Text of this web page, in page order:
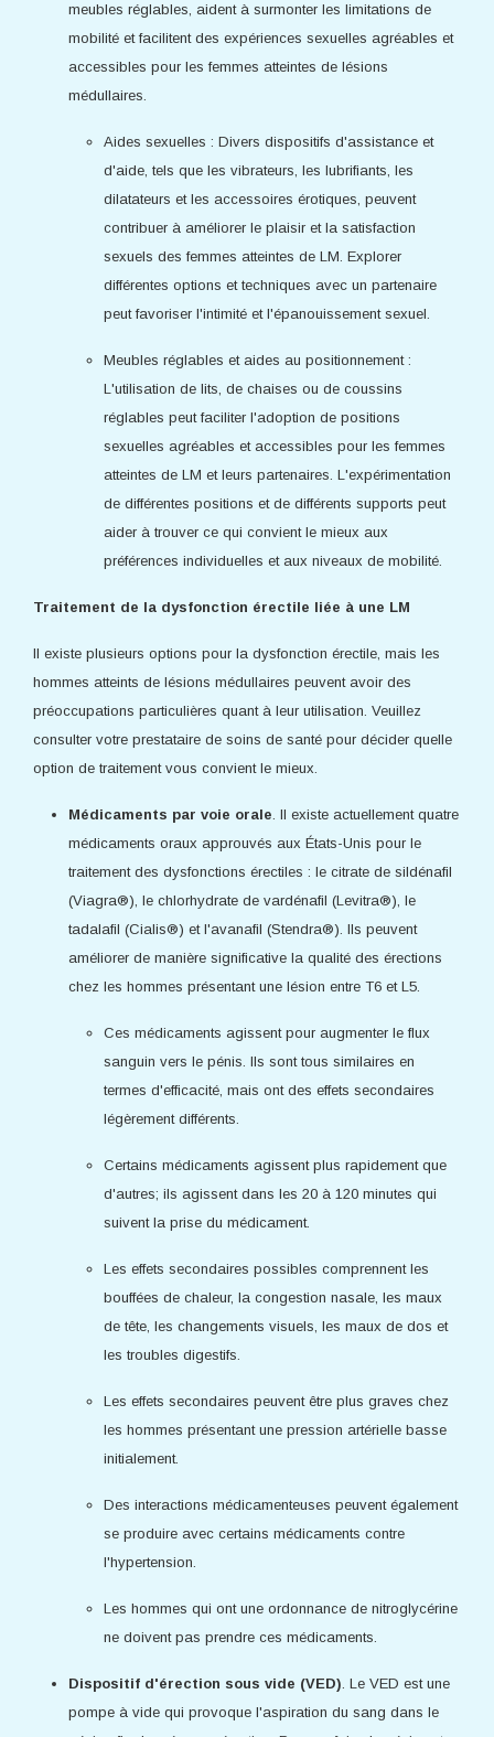
meubles réglables, aident à surmonter les limitations de
mobilité et facilitent des expériences sexuelles agréables et
accessibles pour les femmes atteintes de lésions
médullaires.
Aides sexuelles : Divers dispositifs d'assistance et
d'aide, tels que les vibrateurs, les lubrifiants, les
dilatateurs et les accessoires érotiques, peuvent
contribuer à améliorer le plaisir et la satisfaction
sexuels des femmes atteintes de LM. Explorer
différentes options et techniques avec un partenaire
peut favoriser l'intimité et l'épanouissement sexuel.
Meubles réglables et aides au positionnement :
L'utilisation de lits, de chaises ou de coussins
réglables peut faciliter l'adoption de positions
sexuelles agréables et accessibles pour les femmes
atteintes de LM et leurs partenaires. L'expérimentation
de différentes positions et de différents supports peut
aider à trouver ce qui convient le mieux aux
préférences individuelles et aux niveaux de mobilité.
Traitement de la dysfonction érectile liée à une LM
Il existe plusieurs options pour la dysfonction érectile, mais les
hommes atteints de lésions médullaires peuvent avoir des
préoccupations particulières quant à leur utilisation. Veuillez
consulter votre prestataire de soins de santé pour décider quelle
option de traitement vous convient le mieux.
Médicaments par voie orale. Il existe actuellement quatre
médicaments oraux approuvés aux États-Unis pour le
traitement des dysfonctions érectiles : le citrate de sildénafil
(Viagra®), le chlorhydrate de vardénafil (Levitra®), le
tadalafil (Cialis®) et l'avanafil (Stendra®). Ils peuvent
améliorer de manière significative la qualité des érections
chez les hommes présentant une lésion entre T6 et L5.
Ces médicaments agissent pour augmenter le flux
sanguin vers le pénis. Ils sont tous similaires en
termes d'efficacité, mais ont des effets secondaires
légèrement différents.
Certains médicaments agissent plus rapidement que
d'autres; ils agissent dans les 20 à 120 minutes qui
suivent la prise du médicament.
Les effets secondaires possibles comprennent les
bouffées de chaleur, la congestion nasale, les maux
de tête, les changements visuels, les maux de dos et
les troubles digestifs.
Les effets secondaires peuvent être plus graves chez
les hommes présentant une pression artérielle basse
initialement.
Des interactions médicamenteuses peuvent également
se produire avec certains médicaments contre
l'hypertension.
Les hommes qui ont une ordonnance de nitroglycérine
ne doivent pas prendre ces médicaments.
Dispositif d'érection sous vide (VED). Le VED est une
pompe à vide qui provoque l'aspiration du sang dans le